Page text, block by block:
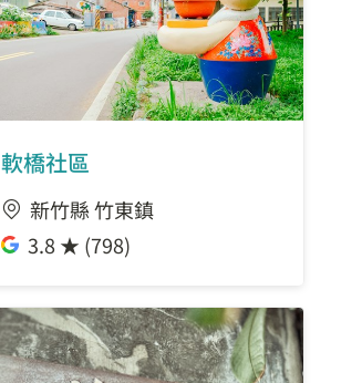
軟橋社區
新竹縣 竹東鎮
3.8 ★ (798)